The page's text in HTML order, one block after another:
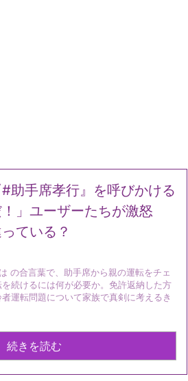
助手席孝行』を呼びかける
！」ユーザーたちが激怒
ている？
の合言葉で、助手席から親の運転をチェ
続けるには何が必要か。免許返納した方
運転問題について家族で真剣に考えるき
続きを読む